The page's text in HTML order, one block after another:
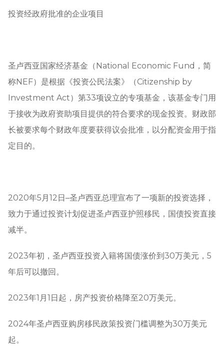
投资经政府批准的企业项目
圣卢西亚国家经济基金（National Economic Fund，简
称NEF）是根据《投资公民法案》（Citizenship by
Investment Act）第33项设立的专项基金，该基金专门用
于接收为政府资助项目提供的符合要求的现金投资。财政部
长被要求每个财政年度要获得议会批准，以分配资金用于指
定目的。
2020年5月12日–圣卢西亚总理宣布了一项新的投资选择，
致力于通过投资计划促进圣卢西亚护照移民，国债投资直接
减半。
2023年初，圣卢西亚投资入籍将国债涨价到30万美元，5
年后可以撤回。
2023年1月1日起，房产投资价格降至20万美元。
2024年圣卢西亚购房移民政策投资门槛调整为30万美元
起。